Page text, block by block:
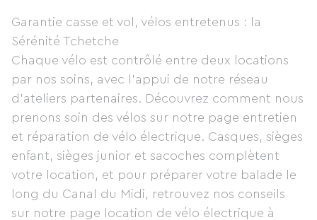
Garantie casse et vol, vélos entretenus : la
Sérénité Tchetche
Chaque vélo est contrôlé entre deux locations
par nos soins, avec l'appui de notre réseau
d'ateliers partenaires. Découvrez comment nous
prenons soin des vélos sur notre page entretien
et réparation de vélo électrique. Casques, sièges
enfant, sièges junior et sacoches complètent
votre location, et pour préparer votre balade le
long du Canal du Midi, retrouvez nos conseils
sur notre page location de vélo électrique à